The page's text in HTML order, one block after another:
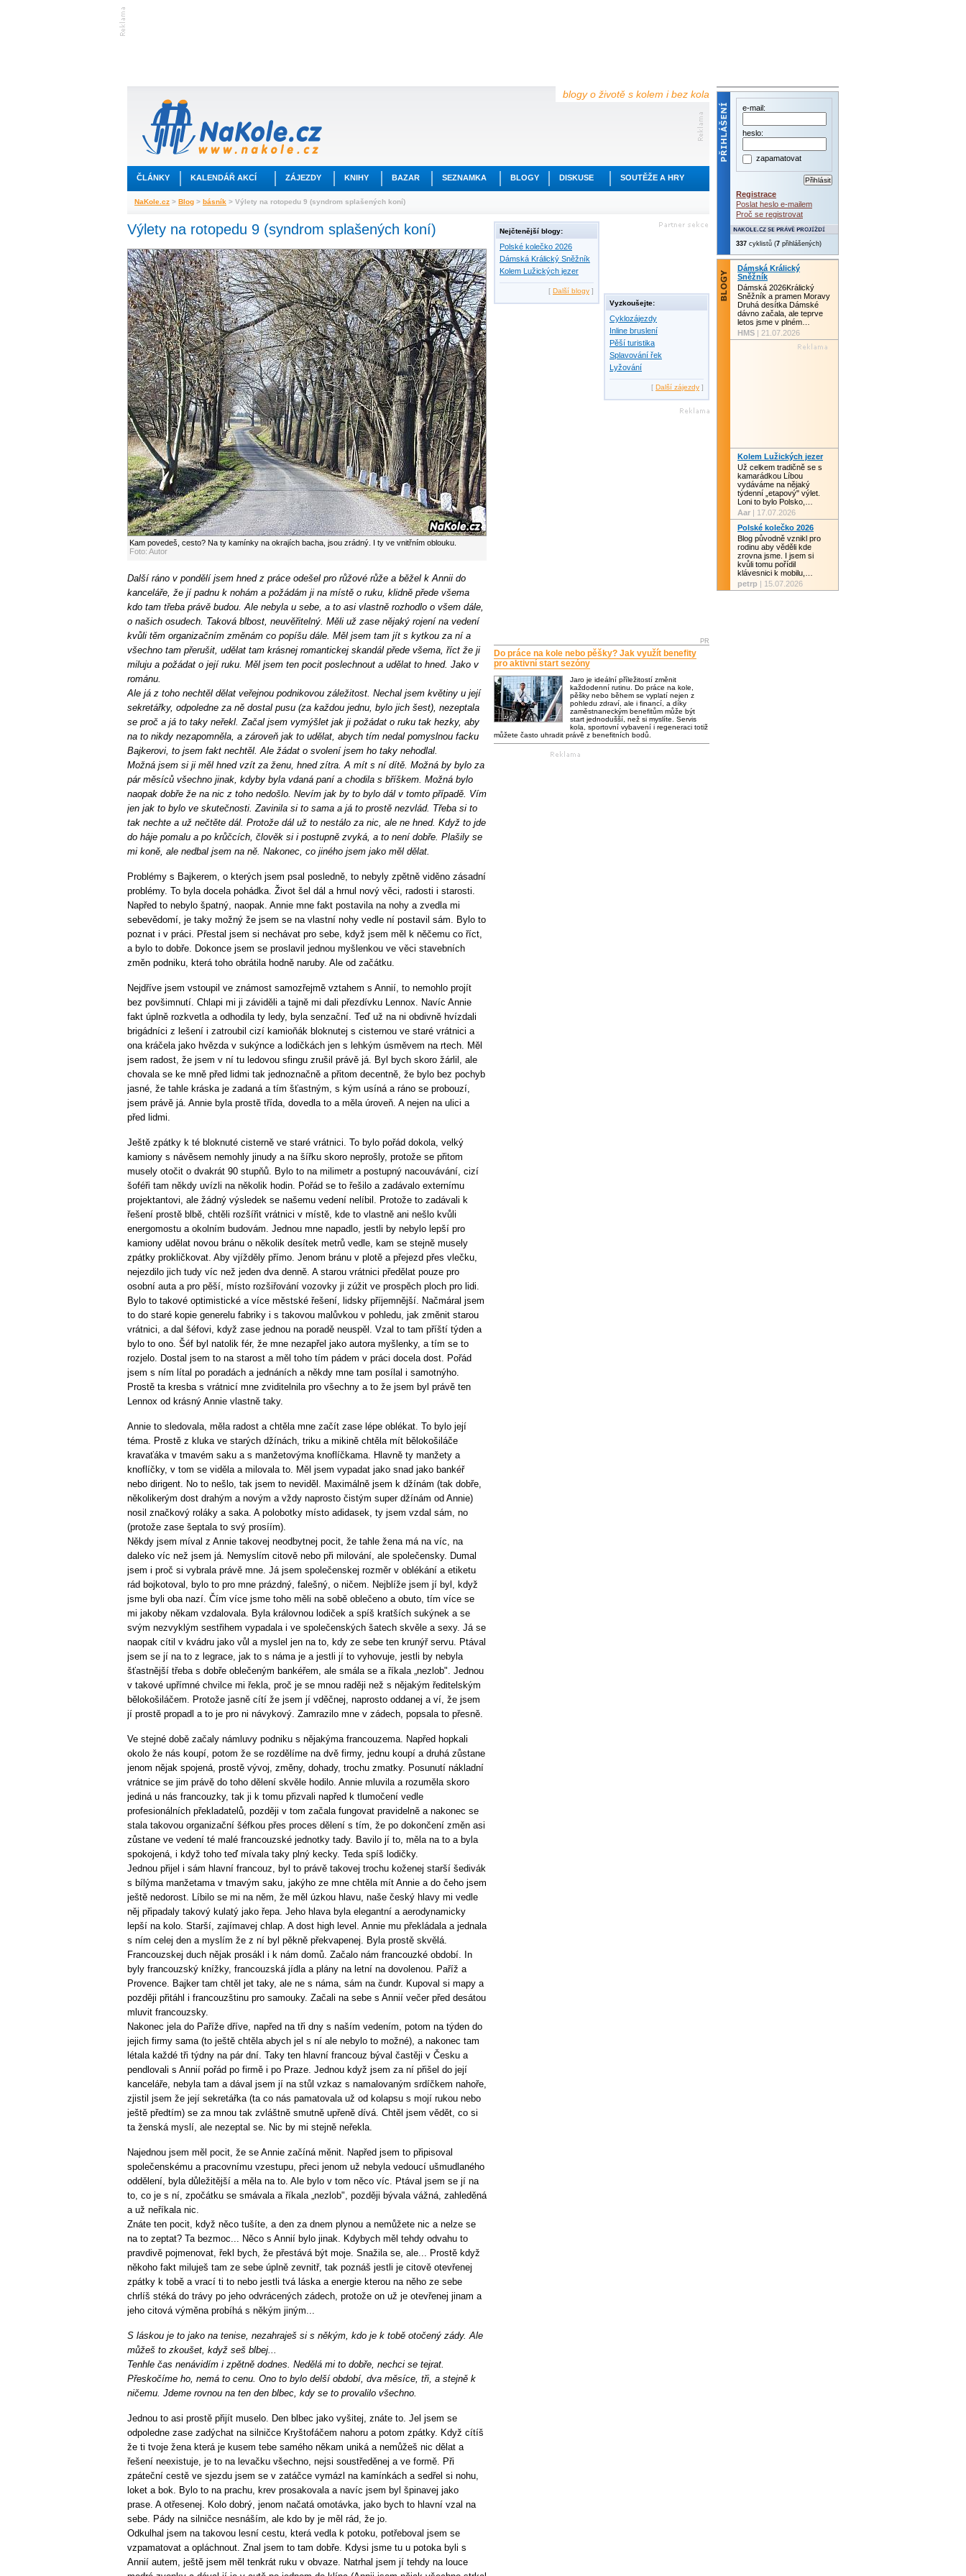
blogy o životě s kolem i bez kola
ČLÁNKY KALENDÁŘ AKCÍ ZÁJEZDY KNIHY BAZAR SEZNAMKA BLOGY DISKUSE SOUTĚŽE A HRY
NaKole.cz > Blog > básník > Výlety na rotopedu 9 (syndrom splašených koní)
Výlety na rotopedu 9 (syndrom splašených koní)
Kam povedeš, cesto? Na ty kamínky na okrajích bacha, jsou zrádný. I ty ve vnitřním oblouku.
Foto: Autor
Další ráno v pondělí jsem hned z práce odešel pro růžové růže a běžel k Annii do
kanceláře, že jí padnu k nohám a požádám ji na místě o ruku, klidně přede všema
kdo tam třeba právě budou. Ale nebyla u sebe, a to asi vlastně rozhodlo o všem dále,
o našich osudech. Taková blbost, neuvěřitelný. Měli už zase nějaký rojení na vedení
kvůli těm organizačním změnám co popíšu dále. Měl jsem tam jít s kytkou za ní a
všechno tam přerušit, udělat tam krásnej romantickej skandál přede všema, říct že ji
miluju a požádat o její ruku. Měl jsem ten pocit poslechnout a udělat to hned. Jako v
románu.
Ale já z toho nechtěl dělat veřejnou podnikovou záležitost. Nechal jsem květiny u její
sekretářky, odpoledne za ně dostal pusu (za každou jednu, bylo jich šest), nezeptala
se proč a já to taky neřekl. Začal jsem vymýšlet jak ji požádat o ruku tak hezky, aby
na to nikdy nezapomněla, a zároveň jak to udělat, abych tím nedal pomyslnou facku
Bajkerovi, to jsem fakt nechtěl. Ale žádat o svolení jsem ho taky nehodlal.
Možná jsem si ji měl hned vzít za ženu, hned zítra. A mít s ní dítě. Možná by bylo za
pár měsíců všechno jinak, kdyby byla vdaná paní a chodila s bříškem. Možná bylo
naopak dobře že na nic z toho nedošlo. Nevím jak by to bylo dál v tomto případě. Vím
jen jak to bylo ve skutečnosti. Zavinila si to sama a já to prostě nezvlád. Třeba si to
tak nechte a už nečtěte dál. Protože dál už to nestálo za nic, ale ne hned. Když to jde
do háje pomalu a po krůčcích, člověk si i postupně zvyká, a to není dobře. Plašily se
mi koně, ale nedbal jsem na ně. Nakonec, co jiného jsem jako měl dělat.
Problémy s Bajkerem, o kterých jsem psal posledně, to nebyly zpětně viděno zásadní
problémy. To byla docela pohádka. Život šel dál a hrnul nový věci, radosti i starosti.
Napřed to nebylo špatný, naopak. Annie mne fakt postavila na nohy a zvedla mi
sebevědomí, je taky možný že jsem se na vlastní nohy vedle ní postavil sám. Bylo to
poznat i v práci. Přestal jsem si nechávat pro sebe, když jsem měl k něčemu co říct,
a bylo to dobře. Dokonce jsem se proslavil jednou myšlenkou ve věci stavebních
změn podniku, která toho obrátila hodně naruby. Ale od začátku.
Nejdříve jsem vstoupil ve známost samozřejmě vztahem s Annií, to nemohlo projít
bez povšimnutí. Chlapi mi ji záviděli a tajně mi dali přezdívku Lennox. Navíc Annie
fakt úplně rozkvetla a odhodila ty ledy, byla senzační. Teď už na ni obdivně hvízdali
brigádníci z lešení i zatroubil cizí kamioňák bloknutej s cisternou ve staré vrátnici a
ona kráčela jako hvězda v sukýnce a lodičkách jen s lehkým úsměvem na rtech. Měl
jsem radost, že jsem v ní tu ledovou sfingu zrušil právě já. Byl bych skoro žárlil, ale
chovala se ke mně před lidmi tak jednoznačně a přitom decentně, že bylo bez pochyb
jasné, že tahle kráska je zadaná a tím šťastným, s kým usíná a ráno se probouzí,
jsem právě já. Annie byla prostě třída, dovedla to a měla úroveň. A nejen na ulici a
před lidmi.
Ještě zpátky k té bloknuté cisterně ve staré vrátnici. To bylo pořád dokola, velký
kamiony s návěsem nemohly jinudy a na šířku skoro neprošly, protože se přitom
musely otočit o dvakrát 90 stupňů. Bylo to na milimetr a postupný nacouvávání, cizí
šoféři tam někdy uvízli na několik hodin. Pořád se to řešilo a zadávalo externímu
projektantovi, ale žádný výsledek se našemu vedení nelíbil. Protože to zadávali k
řešení prostě blbě, chtěli rozšířit vrátnici v místě, kde to vlastně ani nešlo kvůli
energomostu a okolním budovám. Jednou mne napadlo, jestli by nebylo lepší pro
kamiony udělat novou bránu o několik desítek metrů vedle, kam se stejně musely
zpátky prokličkovat. Aby vjížděly přímo. Jenom bránu v plotě a přejezd přes vlečku,
nejezdilo jich tudy víc než jeden dva denně. A starou vrátnici předělat pouze pro
osobní auta a pro pěší, místo rozšiřování vozovky ji zúžit ve prospěch ploch pro lidi.
Bylo to takové optimistické a více městské řešení, lidsky příjemnější. Načmáral jsem
to do staré kopie generelu fabriky i s takovou malůvkou v pohledu, jak změnit starou
vrátnici, a dal šéfovi, když zase jednou na poradě neuspěl. Vzal to tam příští týden a
bylo to ono. Šéf byl natolik fér, že mne nezapřel jako autora myšlenky, a tím se to
rozjelo. Dostal jsem to na starost a měl toho tím pádem v práci docela dost. Pořád
jsem s ním lítal po poradách a jednáních a někdy mne tam posílal i samotnýho.
Prostě ta kresba s vrátnicí mne zviditelnila pro všechny a to že jsem byl právě ten
Lennox od krásný Annie vlastně taky.
Annie to sledovala, měla radost a chtěla mne začít zase lépe oblékat. To bylo její
téma. Prostě z kluka ve starých džínách, triku a mikině chtěla mít bělokošiláče
kravaťáka v tmavém saku a s manžetovýma knoflíčkama. Hlavně ty manžety a
knoflíčky, v tom se viděla a milovala to. Měl jsem vypadat jako snad jako bankéř
nebo dirigent. No to nešlo, tak jsem to neviděl. Maximálně jsem k džínám (tak dobře,
několikerým dost drahým a novým a vždy naprosto čistým super džínám od Annie)
nosil značkový roláky a saka. A polobotky místo adidasek, ty jsem vzdal sám, no
(protože zase šeptala to svý prosíím).
Někdy jsem míval z Annie takovej neodbytnej pocit, že tahle žena má na víc, na
daleko víc než jsem já. Nemyslím citově nebo při milování, ale společensky. Dumal
jsem i proč si vybrala právě mne. Já jsem společenskej rozměr v oblékání a etiketu
rád bojkotoval, bylo to pro mne prázdný, falešný, o ničem. Nejblíže jsem jí byl, když
jsme byli oba nazí. Čím více jsme toho měli na sobě oblečeno a obuto, tím více se
mi jakoby někam vzdalovala. Byla královnou lodiček a spíš kratších sukýnek a se
svým nezvyklým sestřihem vypadala i ve společenských šatech skvěle a sexy. Já se
naopak cítil v kvádru jako vůl a myslel jen na to, kdy ze sebe ten krunýř servu. Ptával
jsem se jí na to z legrace, jak to s náma je a jestli jí to vyhovuje, jestli by nebyla
šťastnější třeba s dobře oblečeným bankéřem, ale smála se a říkala „nezlob". Jednou
v takové upřímné chvilce mi řekla, proč je se mnou raději než s nějakým ředitelským
bělokošiláčem. Protože jasně cítí že jsem jí vděčnej, naprosto oddanej a ví, že jsem
jí prostě propadl a to je pro ni návykový. Zamrazilo mne v zádech, popsala to přesně.
Ve stejné době začaly námluvy podniku s nějakýma francouzema. Napřed hopkali
okolo že nás koupí, potom že se rozdělíme na dvě firmy, jednu koupí a druhá zůstane
jenom nějak spojená, prostě vývoj, změny, dohady, trochu zmatky. Posunutí nákladní
vrátnice se jim právě do toho dělení skvěle hodilo. Annie mluvila a rozuměla skoro
jediná u nás francouzky, tak ji k tomu přizvali napřed k tlumočení vedle
profesionálních překladatelů, později v tom začala fungovat pravidelně a nakonec se
stala takovou organizační šéfkou přes proces dělení s tím, že po dokončení změn asi
zůstane ve vedení té malé francouzské jednotky tady. Bavilo jí to, měla na to a byla
spokojená, i když toho teď mívala taky plný kecky. Teda spíš lodičky.
Jednou přijel i sám hlavní francouz, byl to právě takovej trochu koženej starší šedivák
s bílýma manžetama v tmavým saku, jakýho ze mne chtěla mít Annie a do čeho jsem
ještě nedorost. Líbilo se mi na něm, že měl úzkou hlavu, naše český hlavy mi vedle
něj připadaly takový kulatý jako řepa. Jeho hlava byla elegantní a aerodynamicky
lepší na kolo. Starší, zajímavej chlap. A dost high level. Annie mu překládala a jednala
s ním celej den a myslím že z ní byl pěkně překvapenej. Byla prostě skvělá.
Francouzskej duch nějak prosákl i k nám domů. Začalo nám francouzké období. In
byly francouzský knížky, francouzská jídla a plány na letní na dovolenou. Paříž a
Provence. Bajker tam chtěl jet taky, ale ne s náma, sám na čundr. Kupoval si mapy a
později přitáhl i francouzštinu pro samouky. Začali na sebe s Annií večer před desátou
mluvit francouzsky.
Nakonec jela do Paříže dříve, napřed na tři dny s naším vedením, potom na týden do
jejich firmy sama (to ještě chtěla abych jel s ní ale nebylo to možné), a nakonec tam
létala každé tři týdny na pár dní. Taky ten hlavní francouz býval častěji v Česku a
pendlovali s Annií pořád po firmě i po Praze. Jednou když jsem za ní přišel do její
kanceláře, nebyla tam a dával jsem jí na stůl vzkaz s namalovaným srdíčkem nahoře,
zjistil jsem že její sekretářka (ta co nás pamatovala už od kolapsu s mojí rukou nebo
ještě předtím) se za mnou tak zvláštně smutně upřeně dívá. Chtěl jsem vědět, co si
ta ženská myslí, ale nezeptal se. Nic by mi stejně neřekla.
Najednou jsem měl pocit, že se Annie začíná měnit. Napřed jsem to připisoval
společenskému a pracovnímu vzestupu, přeci jenom už nebyla vedoucí ušmudlaného
oddělení, byla důležitější a měla na to. Ale bylo v tom něco víc. Ptával jsem se jí na
to, co je s ní, zpočátku se smávala a říkala „nezlob", později bývala vážná, zahleděná
a už neříkala nic.
Znáte ten pocit, když něco tušíte, a den za dnem plynou a nemůžete nic a nelze se
na to zeptat? Ta bezmoc... Něco s Annií bylo jinak. Kdybych měl tehdy odvahu to
pravdivě pojmenovat, řekl bych, že přestává být moje. Snažila se, ale... Prostě když
někoho fakt miluješ tam ze sebe úplně zevnitř, tak poznáš jestli je citově otevřenej
zpátky k tobě a vrací ti to nebo jestli tvá láska a energie kterou na něho ze sebe
chrlíš stéká do trávy po jeho odvrácených zádech, protože on už je otevřenej jinam a
jeho citová výměna probíhá s někým jiným...
S láskou je to jako na tenise, nezahraješ si s někým, kdo je k tobě otočený zády. Ale
můžeš to zkoušet, když seš blbej...
Tenhle čas nenávidím i zpětně dodnes. Nedělá mi to dobře, nechci se tejrat.
Přeskočíme ho, nemá to cenu. Ono to bylo delší období, dva měsíce, tři, a stejně k
ničemu. Jdeme rovnou na ten den blbec, kdy se to provalilo všechno.
Jednou to asi prostě přijít muselo. Den blbec jako vyšitej, znáte to. Jel jsem se
odpoledne zase zadýchat na silničce Kryštofáčem nahoru a potom zpátky. Když cítíš
že ti tvoje žena která je kusem tebe samého někam uniká a nemůžeš nic dělat a
řešení neexistuje, je to na levačku všechno, nejsi soustředěnej a ve formě. Při
zpáteční cestě ve sjezdu jsem se v zatáčce vymázl na kamínkách a sedřel si nohu,
loket a bok. Bylo to na prachu, krev prosakovala a navíc jsem byl špinavej jako
prase. A otřesenej. Kolo dobrý, jenom načatá omotávka, jako bych to hlavní vzal na
sebe. Pády na silničce nesnáším, ale kdo by je měl rád, že jo.
Odkulhal jsem na takovou lesní cestu, která vedla k potoku, potřeboval jsem se
vzpamatovat a opláchnout. Znal jsem to tam dobře. Kdysi jsme tu u potoka byli s
Annií autem, ještě jsem měl tenkrát ruku v obvaze. Natrhal jsem jí tehdy na louce
Nejčtenější blogy:
Polské kolečko 2026
Dámská Králický Sněžník
Kolem Lužických jezer
[ Další blogy ]
Vyzkoušejte:
Cyklozájezdy
Inline bruslení
Pěší turistika
Splavování řek
Lyžování
[ Další zájezdy ]
PR
Do práce na kole nebo pěšky? Jak využít benefity
pro aktivní start sezóny
Jaro je ideální příležitostí změnit
každodenní rutinu. Do práce na kole,
pěšky nebo během se vyplatí nejen z
pohledu zdraví, ale i financí, a díky
zaměstnaneckým benefitům může být
start jednodušší, než si myslíte. Servis
kola, sportovní vybavení i regeneraci totiž
můžete často uhradit právě z benefitních bodů.
e-mail:
heslo:
zapamatovat
Registrace
Poslat heslo e-mailem
Proč se registrovat
337 cyklistů (7 přihlášených)
Dámská Králický
Sněžník
Dámská 2026Králický
Sněžník a pramen Moravy
Druhá desítka Dámské
dávno začala, ale teprve
letos jsme v plném…
HMS | 21.07.2026
Kolem Lužických jezer
Už celkem tradičně se s
kamarádkou Líbou
vydáváme na nějaký
týdenní „etapový" výlet.
Loni to bylo Polsko,…
Aar | 17.07.2026
Polské kolečko 2026
Blog původně vznikl pro
rodinu aby věděli kde
zrovna jsme. I jsem si
kvůli tomu pořídil
klávesnici k mobilu,…
petrp | 15.07.2026